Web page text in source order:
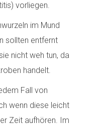
vorliegen.
im Mund
sollten entfernt
nicht weh tun, da
handelt.
Fall von
wenn diese leicht
Zeit aufhören. Im